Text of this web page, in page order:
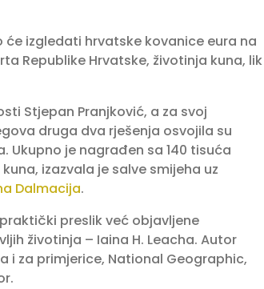
izgledati hrvatske kovanice eura na
Republike Hrvatske, životinja kuna, lik
Stjepan Pranjković, a za svoj
druga dva rješenja osvojila su
Ukupno je nagrađen sa 140 tisuća
izazvala je salve smijeha uz
Dalmacija.
preslik već objavljene
životinja – Iaina H. Leacha. Autor
za primjerice, National Geographic,